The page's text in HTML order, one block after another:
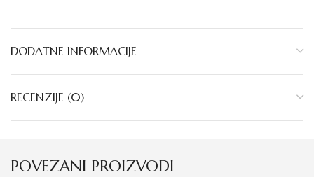
DODATNE INFORMACIJE
RECENZIJE (0)
POVEZANI PROIZVODI